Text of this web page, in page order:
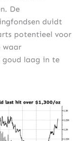
De
duidt
potentieel voor
waar
goud laag in te